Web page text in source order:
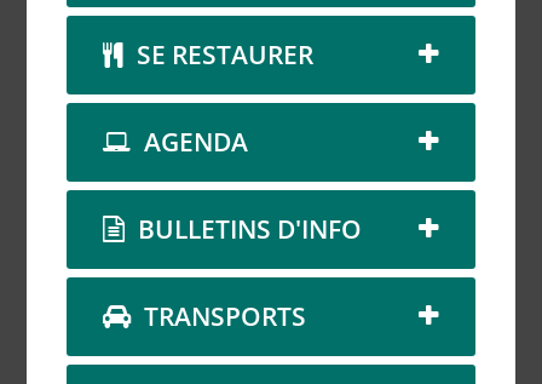
SE RESTAURER
AGENDA
BULLETINS D'INFO
TRANSPORTS